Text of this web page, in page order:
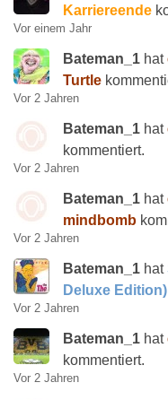
Karriereende
Vor einem Jahr
Bateman_1 hat
Turtle
Vor 2 Jahren
Bateman_1 hat
kommentiert.
Vor 2 Jahren
Bateman_1 hat
mindbomb
Vor 2 Jahren
Bateman_1 hat
Deluxe
Vor 2 Jahren
Bateman_1 hat
kommentiert.
Vor 2 Jahren